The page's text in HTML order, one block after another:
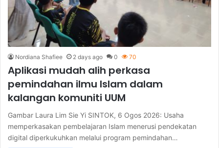
Nordiana Shafiee 2 days ago 0 70
Aplikasi mudah alih perkasa
pemindahan ilmu Islam dalam
kalangan komuniti UUM
Gambar Laura Lim Sie Yi SINTOK, 6 Ogos 2026: Usaha
memperkasakan pembelajaran Islam menerusi pendekatan
digital diperkukuhkan melalui program pemindahan…